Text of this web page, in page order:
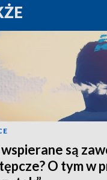
wspierane są
O tym w